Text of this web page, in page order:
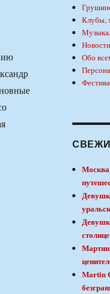
Клубы,
Новости
Обо
Martin